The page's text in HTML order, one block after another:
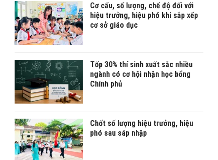
Cơ cấu, số lượng, chế độ đối với
hiệu trưởng, hiệu phó khi sắp xếp
cơ sở giáo dục
Tốp 30% thí sinh xuất sắc nhiều
ngành có cơ hội nhận học bổng
Chính phủ
Chốt số lượng hiệu trưởng, hiệu
phó sau sáp nhập